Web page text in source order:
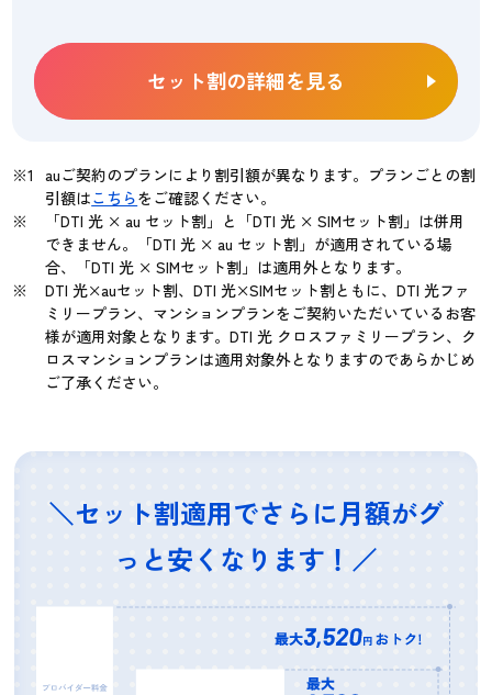
セット割の詳細を見る
auご契約のプランにより割引額が異なります。プランごとの割
引額はこちらをご確認ください。
「DTI 光 × au セット割」と「DTI 光 × SIMセット割」は併用
できません。「DTI 光 × au セット割」が適用されている場
合、「DTI 光 × SIMセット割」は適用外となります。
DTI 光×auセット割、DTI 光×SIMセット割ともに、DTI 光ファ
ミリープラン、マンションプランをご契約いただいているお客
様が適用対象となります。DTI 光 クロスファミリープラン、ク
ロスマンションプランは適用対象外となりますのであらかじめ
ご了承ください。
＼セット割適用でさらに月額がグ
っと安くなります！／